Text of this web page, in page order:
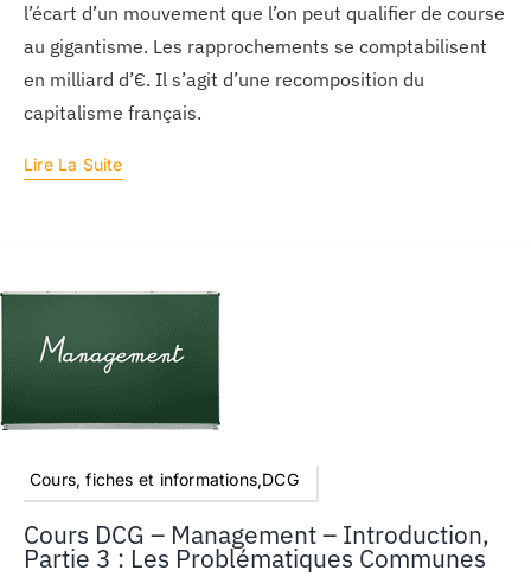
l’écart d’un mouvement que l’on peut qualifier de course
au gigantisme. Les rapprochements se comptabilisent
en milliard d’€. Il s’agit d’une recomposition du
capitalisme français.
Lire La Suite
Cours, fiches et informations,DCG
Cours DCG – Management – Introduction,
Partie 3 : Les Problématiques Communes